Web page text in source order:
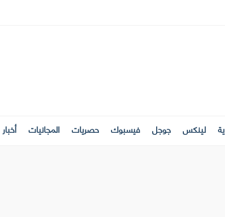
لينكس جوجل فيسبوك حصريات المجانيات أخبار